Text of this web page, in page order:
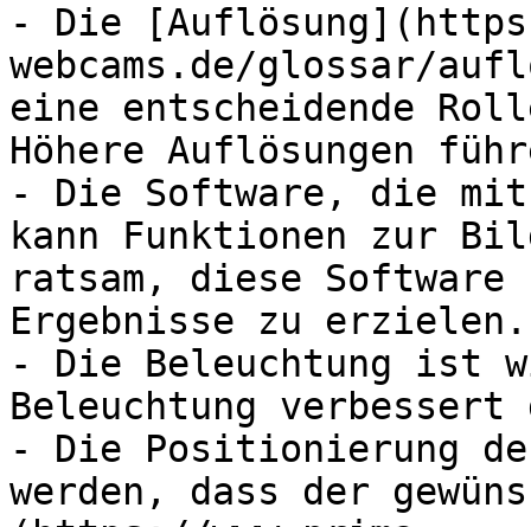
- Die
webcams.de/glossar/
eine entscheidende
Höhere Auflösungen
- Die Software, die
kann Funktionen zur
ratsam, diese
Ergebnisse zu erzielen.
- Die Beleuchtung ist
Beleuchtung
- Die Positionierung
werden, dass der